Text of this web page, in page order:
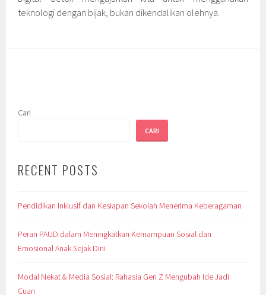
teknologi dengan bijak, bukan dikendalikan olehnya.
Cari
CARI
RECENT POSTS
Pendidikan Inklusif dan Kesiapan Sekolah Menerima Keberagaman
Peran PAUD dalam Meningkatkan Kemampuan Sosial dan
Emosional Anak Sejak Dini
Modal Nekat & Media Sosial: Rahasia Gen Z Mengubah Ide Jadi
Cuan